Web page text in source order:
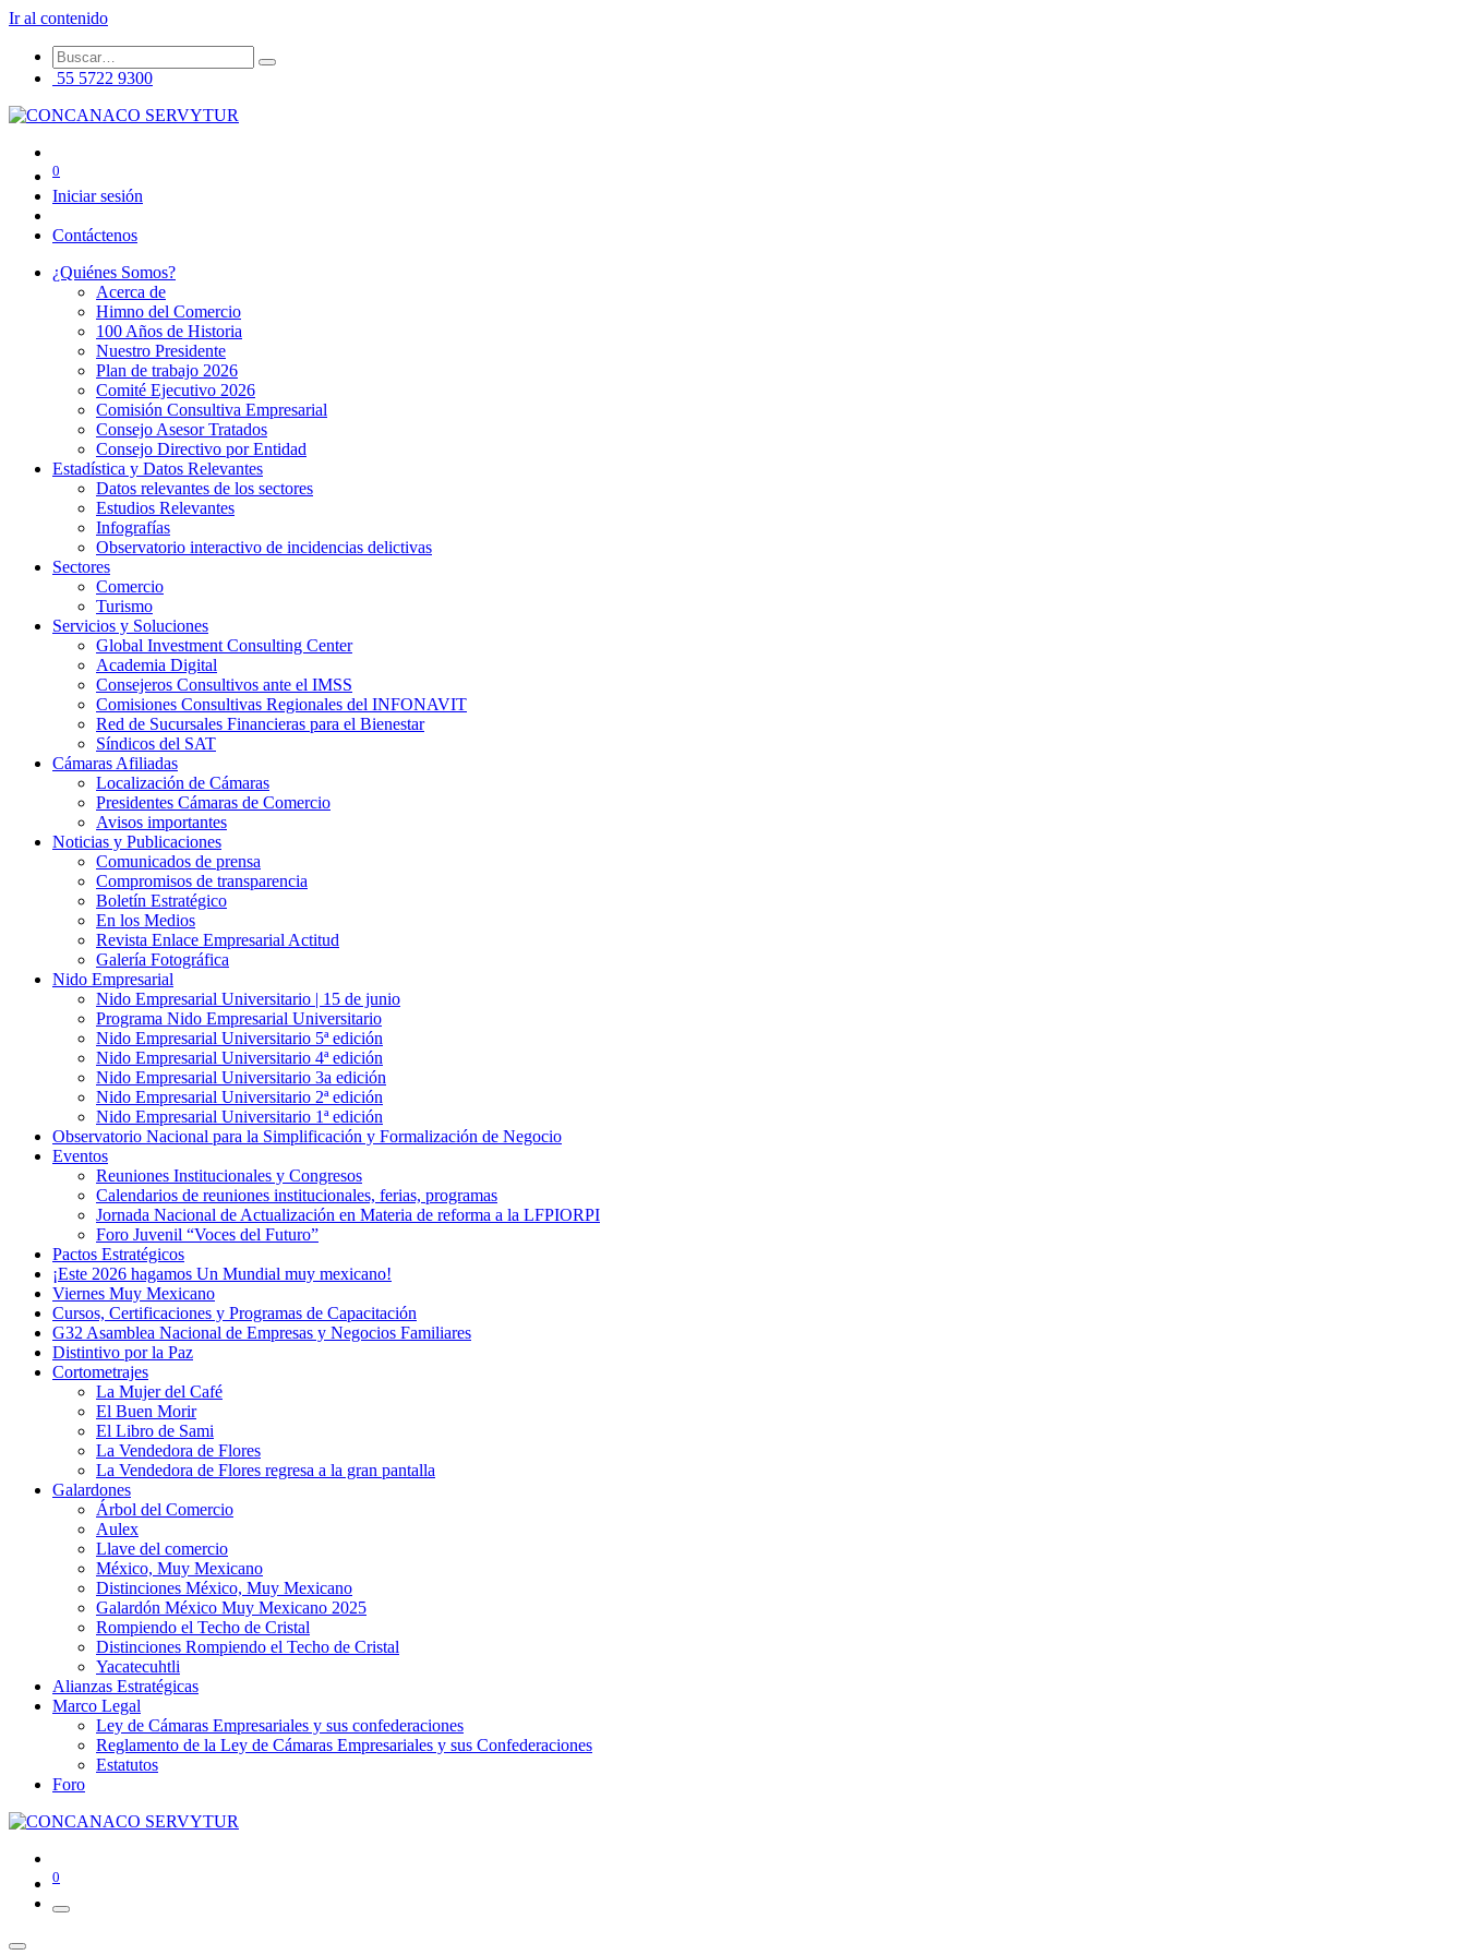
Ir al contenido
55 5722 9300
0
Iniciar sesión
Contáctenos
¿Quiénes Somos?
Acerca de
Himno del Comercio
100 Años de Historia
Nuestro Presidente
Plan de trabajo 2026
Comité Ejecutivo 2026
Comisión Consultiva Empresarial
Consejo Asesor Tratados
Consejo Directivo por Entidad
Estadística y Datos Relevantes
Datos relevantes de los sectores
Estudios Relevantes
Infografías
Observatorio interactivo de incidencias delictivas
Sectores
Comercio
Turismo
Servicios y Soluciones
Global Investment Consulting Center
Academia Digital
Consejeros Consultivos ante el IMSS
Comisiones Consultivas Regionales del INFONAVIT
Red de Sucursales Financieras para el Bienestar
Síndicos del SAT
Cámaras Afiliadas
Localización de Cámaras
Presidentes Cámaras de Comercio
Avisos importantes
Noticias y Publicaciones
Comunicados de prensa
Compromisos de transparencia
Boletín Estratégico
En los Medios
Revista Enlace Empresarial Actitud
Galería Fotográfica
Nido Empresarial
Nido Empresarial Universitario | 15 de junio
Programa Nido Empresarial Universitario
Nido Empresarial Universitario 5ª edición
Nido Empresarial Universitario 4ª edición
Nido Empresarial Universitario 3a edición
Nido Empresarial Universitario 2ª edición
Nido Empresarial Universitario 1ª edición
Observatorio Nacional para la Simplificación y Formalización de Negocio
Eventos
Reuniones Institucionales y Congresos
Calendarios de reuniones institucionales, ferias, programas
Jornada Nacional de Actualización en Materia de reforma a la LFPIORPI
Foro Juvenil “Voces del Futuro”
Pactos Estratégicos
¡Este 2026 hagamos Un Mundial muy mexicano!
Viernes Muy Mexicano
Cursos, Certificaciones y Programas de Capacitación
G32 Asamblea Nacional de Empresas y Negocios Familiares
Distintivo por la Paz
Cortometrajes
La Mujer del Café
El Buen Morir
El Libro de Sami
La Vendedora de Flores
La Vendedora de Flores regresa a la gran pantalla
Galardones
Árbol del Comercio
Aulex
Llave del comercio
México, Muy Mexicano
Distinciones México, Muy Mexicano
Galardón México Muy Mexicano 2025
Rompiendo el Techo de Cristal
Distinciones Rompiendo el Techo de Cristal
Yacatecuhtli
Alianzas Estratégicas
Marco Legal
Ley de Cámaras Empresariales y sus confederaciones
Reglamento de la Ley de Cámaras Empresariales y sus Confederaciones
Estatutos
Foro
0